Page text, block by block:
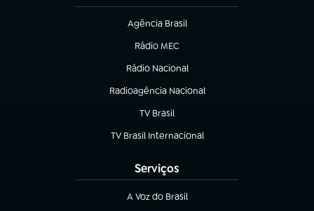
Agência Brasil
(abre em nova aba)
Rádio MEC
(abre em nova aba)
Rádio Nacional
Radioagência Nacional
(abre em nova aba)
TV Brasil
(abre em nova aba)
TV Brasil Internacional
(abre em nova aba)
Serviços
A Voz do Brasil
(abre em nova aba)